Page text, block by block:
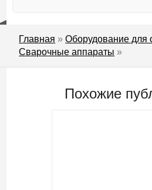
Главная »Оборудование для
Сварочные аппараты »
Похожие